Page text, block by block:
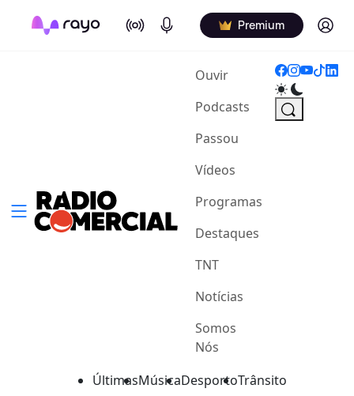
On Air Podcasts Premium Log in
Ouvir(current)
Podcasts
Passou
Vídeos
Programas
Destaques
TNT
Notícias
Somos
Nós
ÚltimasMúsicaDesportoTrânsito